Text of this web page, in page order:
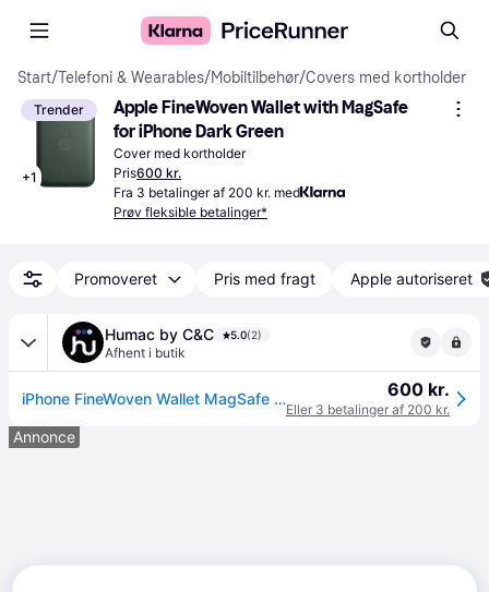
Start/Telefoni & Wearables/Mobiltilbehør/Covers med kortholder
Trender
+1
Apple FineWoven Wallet with MagSafe
for iPhone Dark Green
Cover med kortholder
Pris600 kr.
Fra 3 betalinger af 200 kr. med
Prøv fleksible betalinger*
Promoveret Pris med fragt Apple autoriseret
Humac by C&C 5.0(2)
Afhent i butik
iPhone FineWoven Wallet MagSafe - Taupe 600 kr.
Eller 3 betalinger af 200 kr.
Annonce